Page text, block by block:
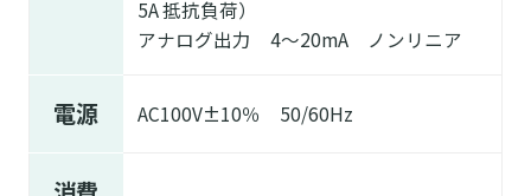
5A 抵抗負荷）
アナログ出力 4～20mA ノンリニア
電源 AC100V±10％ 50/60Hz